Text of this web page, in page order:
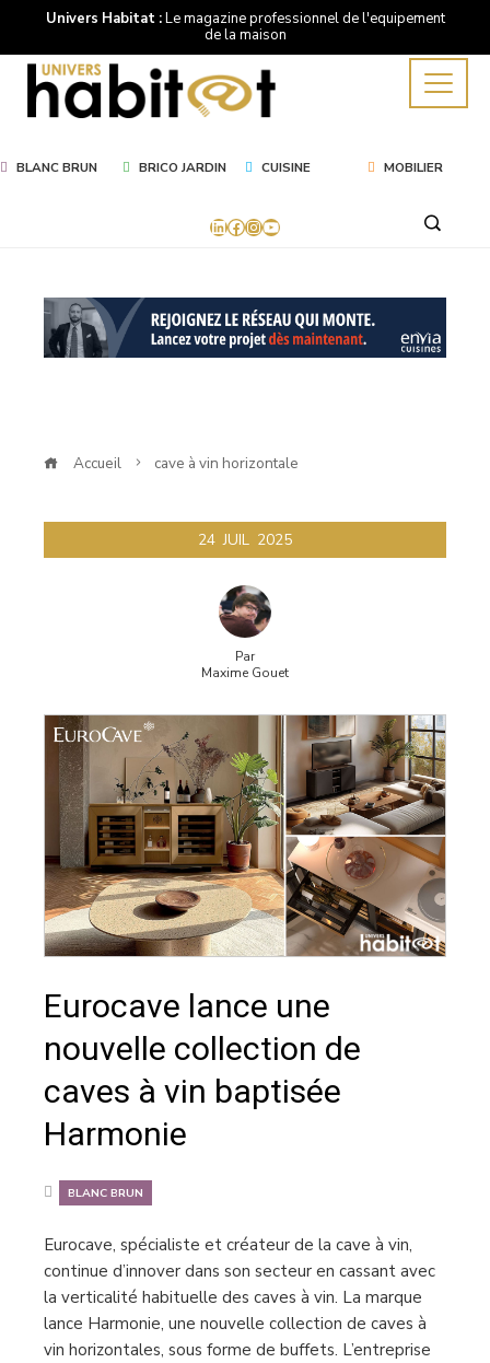
Univers Habitat :Le magazine professionnel de l'equipement
de la maison
BLANC BRUN BRICO JARDIN CUISINE MOBILIER
LinkedIn
Facebook
Instagram
YouTube
Mot
Clé
vin
horizontale
Accueil cave à vin horizontale
24 JUIL 2025
Par
Maxime Gouet
Eurocave lance une
nouvelle collection de
caves à vin baptisée
Harmonie
BLANC BRUN
Eurocave, spécialiste et créateur de la cave à vin,
continue d’innover dans son secteur en cassant avec
la verticalité habituelle des caves à vin. La marque
lance Harmonie, une nouvelle collection de caves à
vin horizontales, sous forme de buffets. L’entreprise